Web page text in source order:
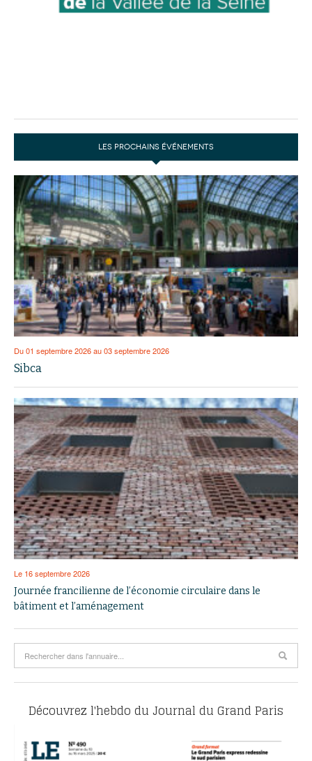
LES PROCHAINS ÉVÉNEMENTS
Du 01 septembre 2026 au 03 septembre 2026
Sibca
Le 16 septembre 2026
Journée francilienne de l’économie circulaire dans le
bâtiment et l’aménagement
Découvrez l'hebdo du Journal du Grand Paris